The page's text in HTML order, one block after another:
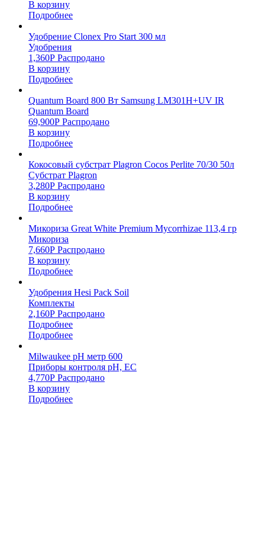
В корзину
Подробнее
Удобрение Clonex Pro Start 300 мл
Удобрения
1,360Р Распродано
В корзину
Подробнее
Quantum Board 800 Вт Samsung LM301H+UV IR
Quantum Board
69,900Р Распродано
В корзину
Подробнее
Кокосовый субстрат Plagron Cocos Perlite 70/30 50л
Субстрат Plagron
3,280Р Распродано
В корзину
Подробнее
Микориза Great White Premium Mycorrhizae 113,4 гр
Микориза
7,660Р Распродано
В корзину
Подробнее
Удобрения Hesi Pack Soil
Комплекты
2,160Р Распродано
Подробнее
Подробнее
Milwaukee pH метр 600
Приборы контроля pH, EC
4,770Р Распродано
В корзину
Подробнее